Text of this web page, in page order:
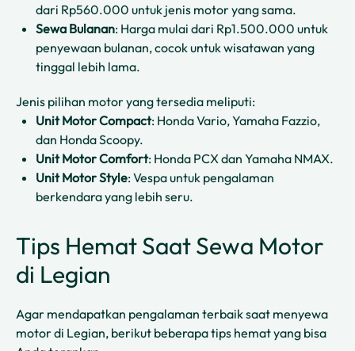
dari Rp560.000 untuk jenis motor yang sama.
Sewa Bulanan: Harga mulai dari Rp1.500.000 untuk
penyewaan bulanan, cocok untuk wisatawan yang
tinggal lebih lama.
Jenis pilihan motor yang tersedia meliputi:
Unit Motor Compact: Honda Vario, Yamaha Fazzio,
dan Honda Scoopy.
Unit Motor Comfort: Honda PCX dan Yamaha NMAX.
Unit Motor Style: Vespa untuk pengalaman
berkendara yang lebih seru.
Tips Hemat Saat Sewa Motor
di Legian
Agar mendapatkan pengalaman terbaik saat menyewa
motor di Legian, berikut beberapa tips hemat yang bisa